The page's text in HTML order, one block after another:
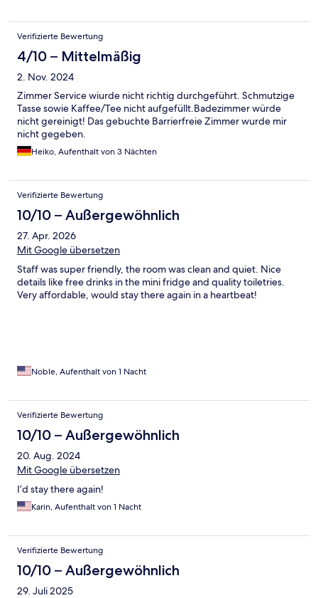
Verifizierte Bewertung
4/10 – Mittelmäßig
2. Nov. 2024
Zimmer Service wiurde nicht richtig durchgeführt. Schmutzige
Tasse sowie Kaffee/Tee nicht aufgefüllt.Badezimmer würde
nicht gereinigt! Das gebuchte Barrierfreie Zimmer wurde mir
nicht gegeben.
Heiko, Aufenthalt von 3 Nächten
Verifizierte Bewertung
10/10 – Außergewöhnlich
27. Apr. 2026
Mit Google übersetzen
Staff was super friendly, the room was clean and quiet. Nice
details like free drinks in the mini fridge and quality toiletries.
Very affordable, would stay there again in a heartbeat!
Noble, Aufenthalt von 1 Nacht
Verifizierte Bewertung
10/10 – Außergewöhnlich
20. Aug. 2024
Mit Google übersetzen
I’d stay there again!
Karin, Aufenthalt von 1 Nacht
Verifizierte Bewertung
10/10 – Außergewöhnlich
29. Juli 2025